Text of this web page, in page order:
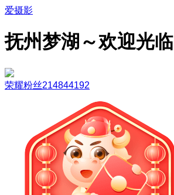
爱摄影
抚州梦湖～欢迎光临
荣耀粉丝214844192